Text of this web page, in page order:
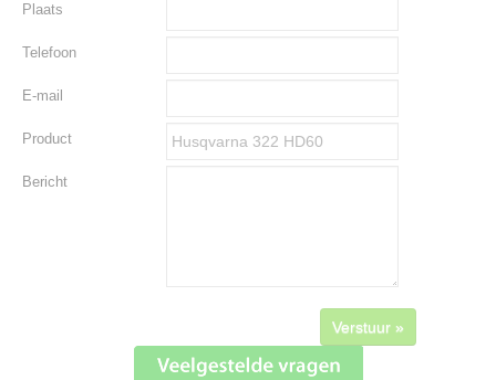
Plaats
Telefoon
E-mail
Product
Bericht
Verstuur »